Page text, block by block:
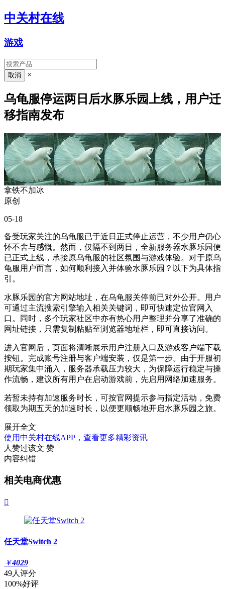
中关村在线
游戏
×
乌龟服停运两日后水豚乐园上线，用户迁
移指南发布
拿铁不加冰
原创
05-18
备受玩家关注的乌龟服已于近日正式停止运营，不少用户仍心
怀不舍与感慨。然而，仅隔不到两日，全新服务器水豚乐园便
已正式上线，承接原乌龟服的社区氛围与游戏体验。对于原乌
龟服用户而言，如何顺利接入并体验水豚乐园？以下为具体指
引。
水豚乐园的官方网站地址，在乌龟服关停前已对外公开。用户
可通过主流搜索引擎输入相关关键词，即可快速定位官网入
口。同时，多个玩家社区中亦有热心用户整理并分享了准确的
网址链接，只需复制粘贴至浏览器地址栏，即可直接访问。
进入官网后，页面将清晰展示用户注册入口及游戏客户端下载
按钮。完成账号注册与客户端安装，仅是第一步。由于开服初
期玩家集中涌入，服务器承载压力较大，为保障运行稳定与操
作流畅，建议所有用户在启动游戏前，先启用网络加速服务。
若暂未持有加速服务时长，可按官网提示参与指定活动，免费
领取为期五天的加速时长，以便更顺畅地开启水豚乐园之旅。
展开全文
使用中关村在线APP，查看更多精彩资讯
人赞过该文 赞
内容纠错
相关电商优惠

任天堂Switch 2
￥4029
49人评分
100%好评